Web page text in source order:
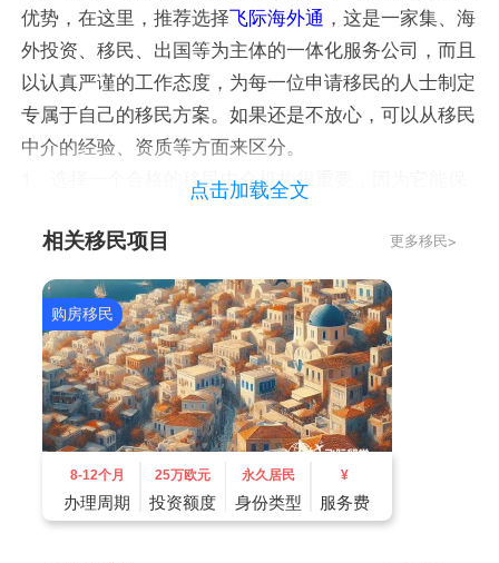
优势，在这里，推荐选择 飞际海外通 ，这是一家集、海
外投资、移民、出国等为主体的一体化服务公司，而且
以认真严谨的工作态度，为每一位申请移民的人士制定
专属于自己的移民方案。如果还是不放心，可以从移民
中介的经验、资质等方面来区分。
1、选择一个合格的移民中介机构很重要，因为它能保
构的资格证书、许可证等方式了解其资格。
2、选择一个口碑好、口碑好的移民中介很重要，因为
这样可以保证中介机构的服务质量和客户满意度。顾客
可通过查询中介机构的评价、口碑等方式了解其好与
坏。
点击加载全文
相关移民项目 更多移民>
购房移民
8-12个月
办理周期
25万欧元
投资额度
永久居民
身份类型
¥
服务费